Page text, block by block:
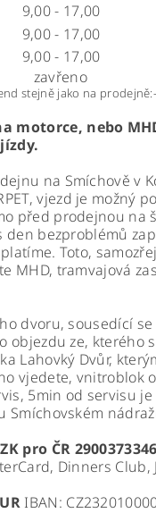
9,00 - 17,00
9,00 - 17,00
9,00 - 17,00
zavřeno
stejně jako na
motorce, nebo
na Smíchově v
vjezd je možný
před prodejnou
bezproblémů
Toto,
MHD, tramvajová
dvoru, sousedící
objezdu ze, kterého
Lahovký Dvůr,
vjedete, vnitroblok
5min od servisu
Smíchovském
pro ČR
Dinners
IBAN: